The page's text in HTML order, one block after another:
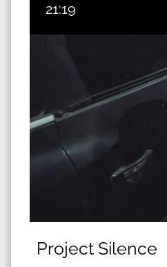
21:19
Project Silence